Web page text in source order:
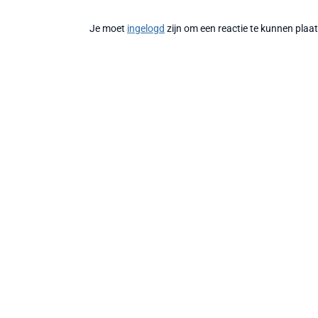
Je moet ingelogd zijn om een reactie te kunnen